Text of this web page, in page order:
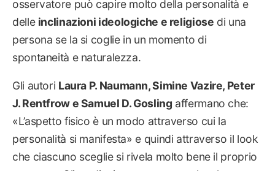
osservatore può capire molto della personalità e
delle inclinazioni ideologiche e religiose di una
persona se la si coglie in un momento di
spontaneità e naturalezza.
Gli autori Laura P. Naumann, Simine Vazire, Peter
J. Rentfrow e Samuel D. Gosling affermano che:
«L’aspetto fisico è un modo attraverso cui la
personalità si manifesta» e quindi attraverso il look
che ciascuno sceglie si rivela molto bene il proprio